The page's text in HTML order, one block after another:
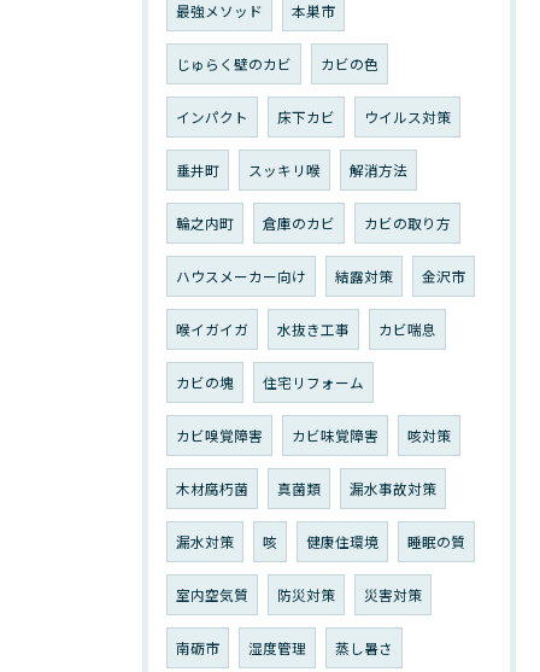
最強メソッド 本巣市
じゅらく壁のカビ カビの色
インパクト 床下カビ ウイルス対策
垂井町 スッキリ喉 解消方法
輪之内町 倉庫のカビ カビの取り方
ハウスメーカー向け 結露対策 金沢市
喉イガイガ 水抜き工事 カビ喘息
カビの塊 住宅リフォーム
カビ嗅覚障害 カビ味覚障害 咳対策
木材腐朽菌 真菌類 漏水事故対策
漏水対策 咳 健康住環境 睡眠の質
室内空気質 防災対策 災害対策
南砺市 湿度管理 蒸し暑さ